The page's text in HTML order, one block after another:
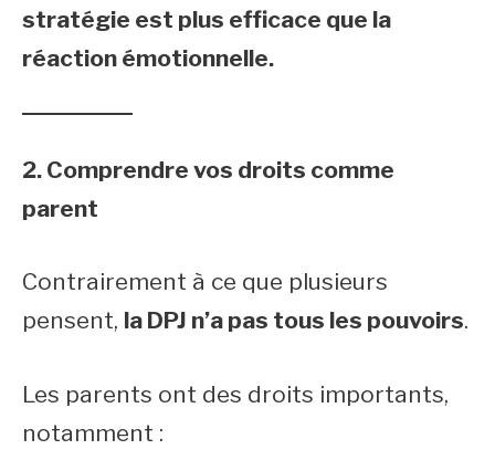
stratégie est plus efficace que la
réaction émotionnelle.
2. Comprendre vos droits comme
parent
Contrairement à ce que plusieurs
pensent, la DPJ n’a pas tous les pouvoirs.
Les parents ont des droits importants,
notamment :